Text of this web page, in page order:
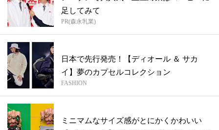
足してみて
PR(森永乳業)
日本で先行発売！【ディオール ＆ サカ
イ】夢のカプセルコレクション
FASHION
ミニマムなサイズ感がとにかくかわいい